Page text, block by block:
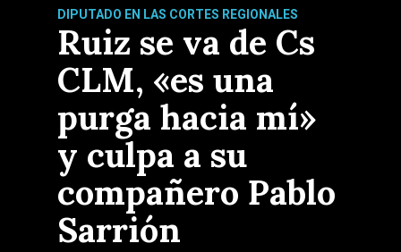
DIPUTADO EN LAS CORTES REGIONALES
Ruiz se va de Cs
CLM, «es una
purga hacia mí»
y culpa a su
compañero Pablo
Sarrión